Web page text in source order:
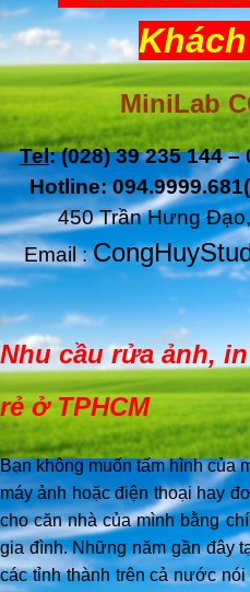
MiniLab
Tel: (028) 39 235 144 –
Hotline:
450 Trần Hưng
Email :
Nhu cầu rửa ảnh,
rẻ ở TPHCM
Bạn không muốn tấm hình của
máy ảnh hoặc điện thoại hay
cho căn nhà của mình bằng
gia đình. Những năm gần đây
các tỉnh thành trên cả nước